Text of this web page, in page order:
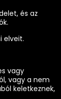
és az
elveit.
vagy
vagy a nem
keletkeznek,